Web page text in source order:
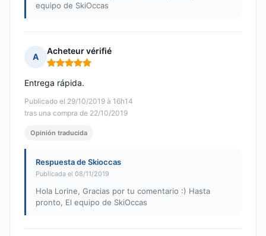
equipo de SkiOccas
A
Acheteur vérifié
Nota: 5 de 5
Publicado el 29/10/2019 à 16h14
tras una compra de 22/10/2019
Entrega rápida.
Opinión traducida
Respuesta de Skioccas
Publicada el 08/11/2019
Hola Lorine, Gracias por tu comentario :) Hasta
pronto, El equipo de SkiOccas